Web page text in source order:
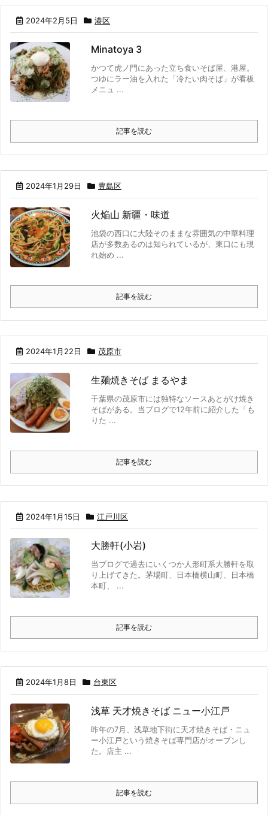
2024年2月5日 港区
Minatoya 3
かつて虎ノ門にあった立ち食いそば屋、港屋。
つゆにラー油を入れた「冷たい肉そば」が看板
メニュ ...
記事を読む
2024年1月29日 豊島区
火焔山 新疆・味道
池袋の西口に大陸そのままな雰囲気の中華料理
店が多数あるのは知られているが、東口にも現
れ始め ...
記事を読む
2024年1月22日 茂原市
生麺焼きそば まるやま
千葉県の茂原市には独特なソースあとがけ焼き
そばがある。当ブログで12年前に紹介した「も
りた ...
記事を読む
2024年1月15日 江戸川区
大勝軒(小岩)
当ブログで過去にいくつか人形町系大勝軒を取
り上げてきた。茅場町、日本橋横山町、日本橋
本町、 ...
記事を読む
2024年1月8日 台東区
浅草 天才焼きそば ニュー小江戸
昨年の7月、浅草地下街に天才焼きそば・ニュ
ー小江戸という焼きそば専門店がオープンし
た。店主 ...
記事を読む